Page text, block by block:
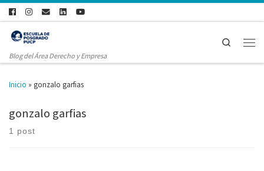
Blog del Área Derecho y Empresa
Search
Inicio » gonzalo garfias
gonzalo garfias
1 post